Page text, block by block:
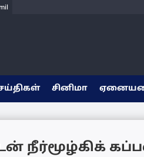
சினிமா
நீர்மூழ்கிக்